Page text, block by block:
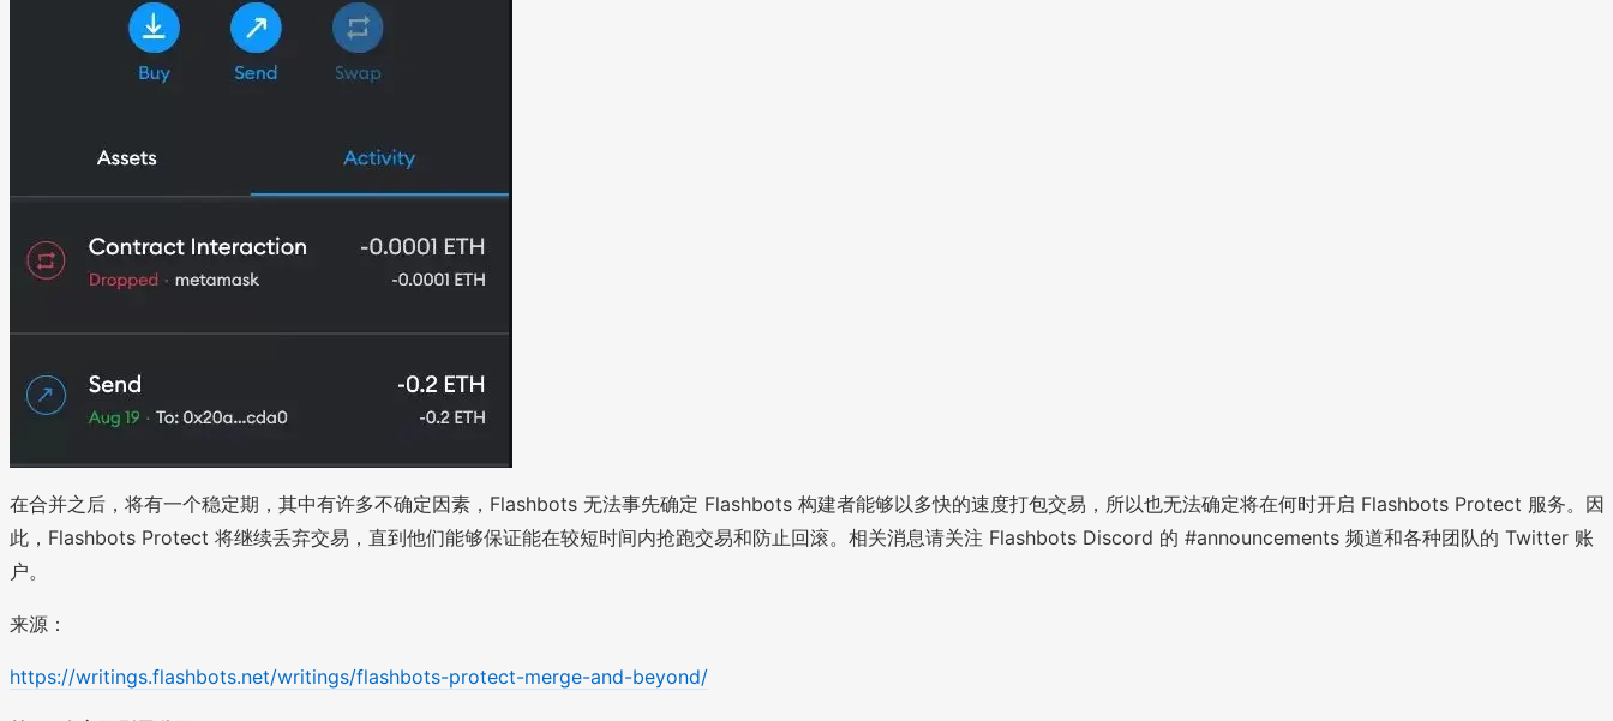
在合并之后，将有一个稳定期，其中有许多不确定因素，Flashbots 无法事先确定 Flashbots 构建者能够以多快的速度打包交易，所以也无法确定将在何时开启 Flashbots Protect 服务。因
此，Flashbots Protect 将继续丢弃交易，直到他们能够保证能在较短时间内抢跑交易和防止回滚。相关消息请关注 Flashbots Discord 的 #announcements 频道和各种团队的 Twitter 账
户。
来源：
https://writings.flashbots.net/writings/flashbots-protect-merge-and-beyond/